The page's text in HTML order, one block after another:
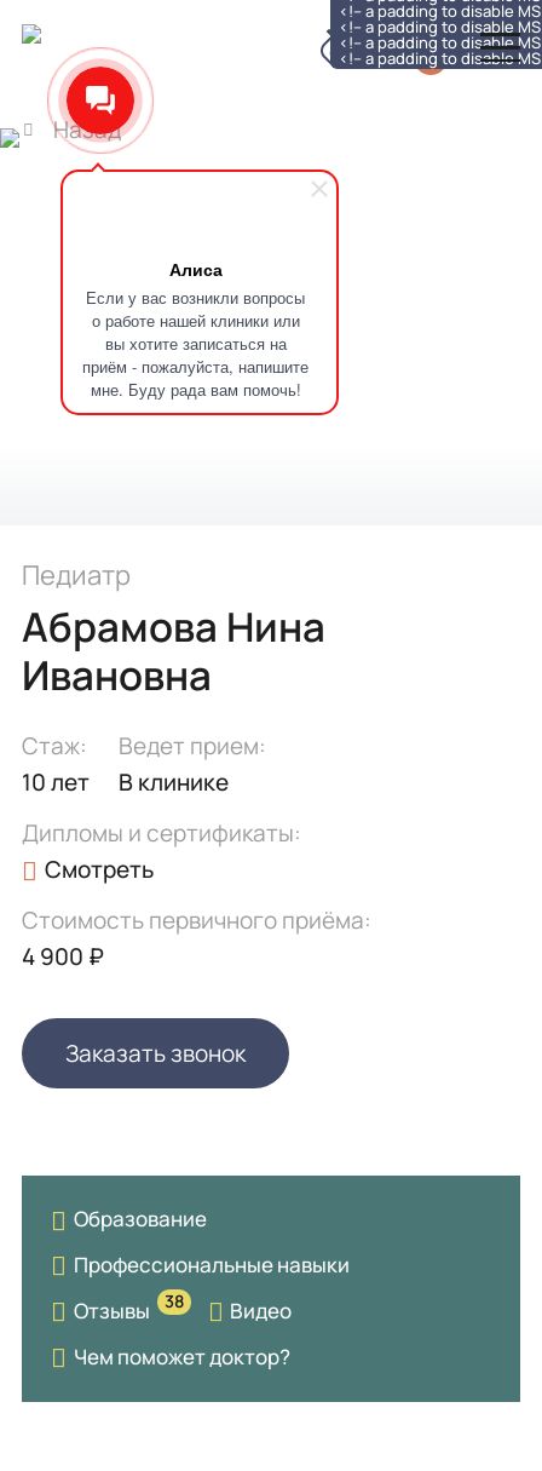
Алиса
Если у вас возникли вопросы
о работе нашей клиники или
вы хотите записаться на
приём - пожалуйста, напишите
мне. Буду рада вам помочь!
<!-- a padding to disable
<!-- a padding to disable
<!-- a padding to disable
<!-- a padding to disable
Назад
Педиатр
Абрамова Нина
Ивановна
Стаж:
10 лет
Ведет прием:
В клинике
Дипломы и сертификаты:
Смотреть
Стоимость первичного приёма:
4 900 ₽
Заказать звонок
Образование
Профессиональные навыки
Отзывы
38
Видео
Чем поможет доктор?